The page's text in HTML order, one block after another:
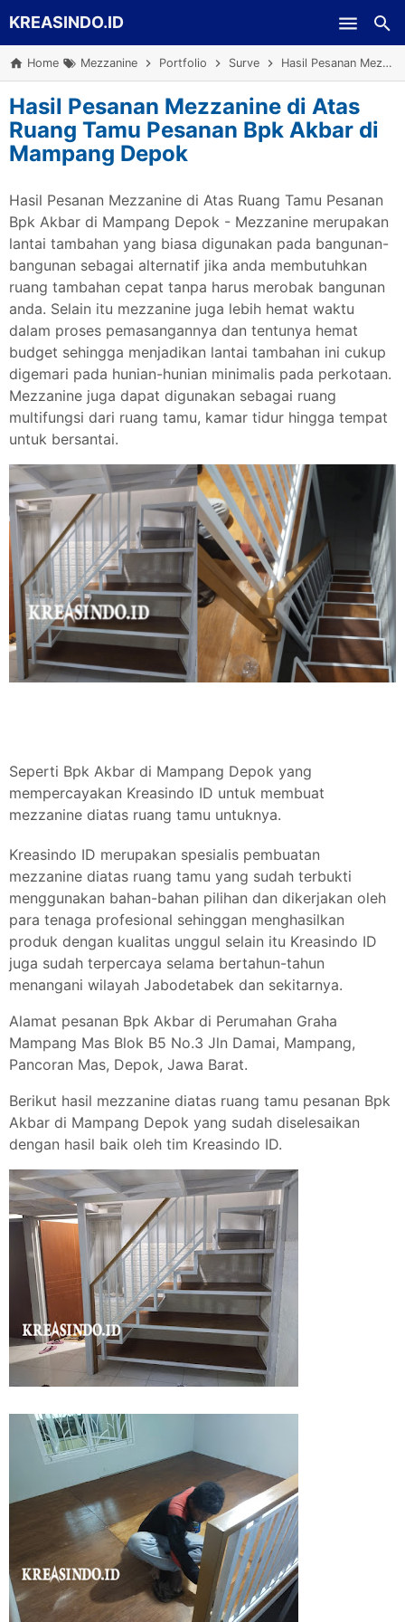
KREASINDO.ID
Home Mezzanine Portfolio Surve Hasil Pesanan Mezzanine di Atas Ruang Tamu Pesanan Bpk Akbar di Mampang Depok
Hasil Pesanan Mezzanine di Atas
Ruang Tamu Pesanan Bpk Akbar di
Mampang Depok
Hasil Pesanan Mezzanine di Atas Ruang Tamu Pesanan
Bpk Akbar di Mampang Depok - Mezzanine merupakan
lantai tambahan yang biasa digunakan pada bangunan-
bangunan sebagai alternatif jika anda membutuhkan
ruang tambahan cepat tanpa harus merobak bangunan
anda. Selain itu mezzanine juga lebih hemat waktu
dalam proses pemasangannya dan tentunya hemat
budget sehingga menjadikan lantai tambahan ini cukup
digemari pada hunian-hunian minimalis pada perkotaan.
Mezzanine juga dapat digunakan sebagai ruang
multifungsi dari ruang tamu, kamar tidur hingga tempat
untuk bersantai.
Seperti Bpk Akbar di Mampang Depok yang
mempercayakan Kreasindo ID untuk membuat
mezzanine diatas ruang tamu untuknya.
Kreasindo ID merupakan spesialis pembuatan
mezzanine diatas ruang tamu yang sudah terbukti
menggunakan bahan-bahan pilihan dan dikerjakan oleh
para tenaga profesional sehinggan menghasilkan
produk dengan kualitas unggul selain itu Kreasindo ID
juga sudah terpercaya selama bertahun-tahun
menangani wilayah Jabodetabek dan sekitarnya.
Alamat pesanan Bpk Akbar di Perumahan Graha
Mampang Mas Blok B5 No.3 Jln Damai, Mampang,
Pancoran Mas, Depok, Jawa Barat.
Berikut hasil mezzanine diatas ruang tamu pesanan Bpk
Akbar di Mampang Depok yang sudah diselesaikan
dengan hasil baik oleh tim Kreasindo ID.